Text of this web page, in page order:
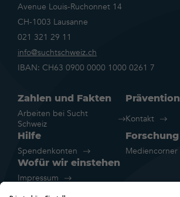
Avenue Louis-Ruchonnet 14
CH-1003 Lausanne
021 321 29 11
info@suchtschweiz.ch
IBAN: CH63 0900 0000 1000 0261 7
Zahlen und Fakten
Arbeiten bei Sucht
Schweiz
Prävention
Kontakt
Hilfe
Spendenkonten
Forschung
Mediencorner
Wofür wir einstehen
Impressum